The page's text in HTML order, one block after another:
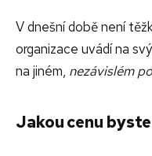
V dnešní době není
organizace uvádí na
na jiném, nezávislém
Jakou cenu